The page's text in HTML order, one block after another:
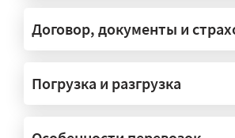
под конкретные размеры и
сопровождение?
Договор, документы и
Погрузка и разгрузка